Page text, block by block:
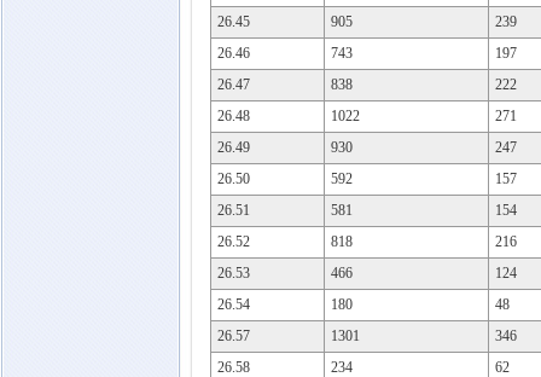
26.45
905
239
26.46
743
197
26.47
838
222
26.48
1022
271
26.49
930
247
26.50
592
157
26.51
581
154
26.52
818
216
26.53
466
124
26.54
180
48
26.57
1301
346
26.58
234
62